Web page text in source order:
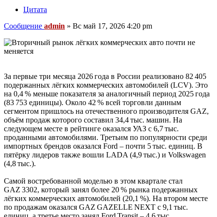
Цитата
Сообщение admin » Вс май 17, 2026 4:20 pm
За первые три месяца 2026 года в России реализовано 82 405
подержанных лёгких коммерческих автомобилей (LCV). Это
на 0,4 % меньше показателя за аналогичный период 2025 года
(83 753 единицы). Около 42 % всей торговли данным
сегментом пришлось на отечественного производителя GAZ,
объём продаж которого составил 34,4 тыс. машин. На
следующем месте в рейтинге оказался УАЗ с 6,7 тыс.
проданными автомобилями. Третьим по популярности среди
импортных брендов оказался Ford – почти 5 тыс. единиц. В
пятёрку лидеров также вошли LADA (4,9 тыс.) и Volkswagen
(4,8 тыс.).
Самой востребованной моделью в этом квартале стал
GAZ 3302, который занял более 20 % рынка подержанных
лёгких коммерческих автомобилей (20,1 %). На втором месте
по продажам оказался GAZ GAZELLE NEXT с 9,1 тыс.